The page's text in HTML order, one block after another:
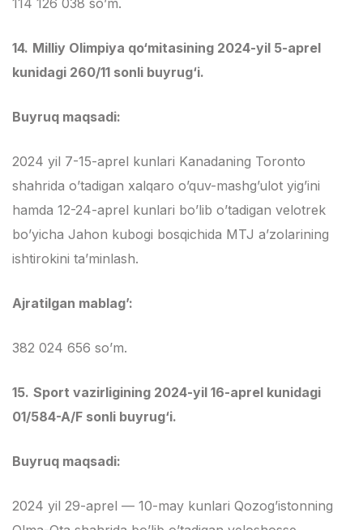
14. Milliy Olimpiya qo‘mitasining 2024-yil 5-aprel
kunidagi 260/11 sonli buyrug‘i.
Buyruq maqsadi:
2024 yil 7-15-aprel kunlari Kanadaning Toronto
shahrida o’tadigan xalqaro o’quv-mashg’ulot yig’ini
hamda 12-24-aprel kunlari bo’lib o’tadigan velotrek
bo’yicha Jahon kubogi bosqichida MTJ a’zolarining
ishtirokini ta’minlash.
Ajratilgan mablag’:
382 024 656 so’m.
15. Sport vazirligining 2024-yil 16-aprel kunidagi
01/584-A/F sonli buyrug‘i.
Buyruq maqsadi:
2024 yil 29-aprel — 10-may kunlari Qozog’istonning